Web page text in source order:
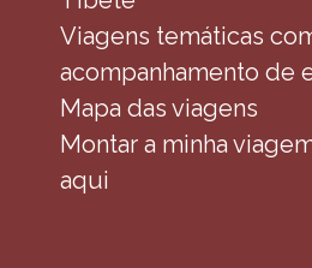
Viagens temáticas
acompanhamento de
Mapa das viagens
Montar a minha
aqui